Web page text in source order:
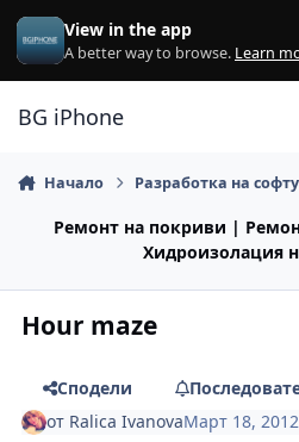
Премини към съдържанието
View in the app
A better way to browse. Learn
BG iPhone
Начало Разработка на
Ремонт на покриви |
Хидроизолация
Hour maze
Сподели
от Ralica IvanovaМарт 18, 2012